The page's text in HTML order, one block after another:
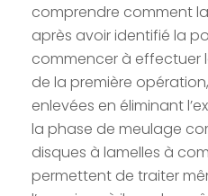
comprendre comment
après avoir identifié la
commencer à effectuer
de la première
enlevées en éliminant
la phase de meulage
disques à lamelles à
permettent de traiter